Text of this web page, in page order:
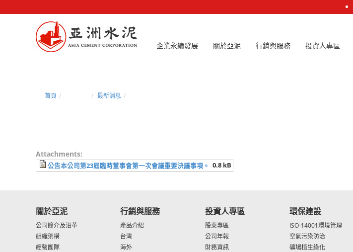
企業永續發展 關於亞泥 行銷與服務 投資人專區
首頁 最新消息
Attachments:
公告本公司第23屆臨時董事會第一次會議重要決議事項。 0.8 kB
關於亞泥
公司簡介及沿革
組織架構
經營團隊
行銷與服務
產品介紹
台灣
海外
投資人專區
股東專區
公司年報
財務資訊
環保建設
ISO-14001環境管理
空氣污染防治
礦場植生綠化